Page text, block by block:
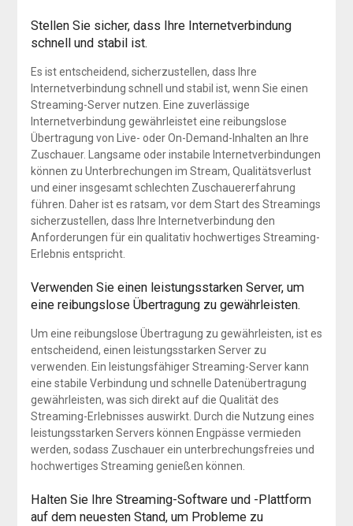
Stellen Sie sicher, dass Ihre Internetverbindung
schnell und stabil ist.
Es ist entscheidend, sicherzustellen, dass Ihre
Internetverbindung schnell und stabil ist, wenn Sie einen
Streaming-Server nutzen. Eine zuverlässige
Internetverbindung gewährleistet eine reibungslose
Übertragung von Live- oder On-Demand-Inhalten an Ihre
Zuschauer. Langsame oder instabile Internetverbindungen
können zu Unterbrechungen im Stream, Qualitätsverlust
und einer insgesamt schlechten Zuschauererfahrung
führen. Daher ist es ratsam, vor dem Start des Streamings
sicherzustellen, dass Ihre Internetverbindung den
Anforderungen für ein qualitativ hochwertiges Streaming-
Erlebnis entspricht.
Verwenden Sie einen leistungsstarken Server, um
eine reibungslose Übertragung zu gewährleisten.
Um eine reibungslose Übertragung zu gewährleisten, ist es
entscheidend, einen leistungsstarken Server zu
verwenden. Ein leistungsfähiger Streaming-Server kann
eine stabile Verbindung und schnelle Datenübertragung
gewährleisten, was sich direkt auf die Qualität des
Streaming-Erlebnisses auswirkt. Durch die Nutzung eines
leistungsstarken Servers können Engpässe vermieden
werden, sodass Zuschauer ein unterbrechungsfreies und
hochwertiges Streaming genießen können.
Halten Sie Ihre Streaming-Software und -Plattform
auf dem neuesten Stand, um Probleme zu